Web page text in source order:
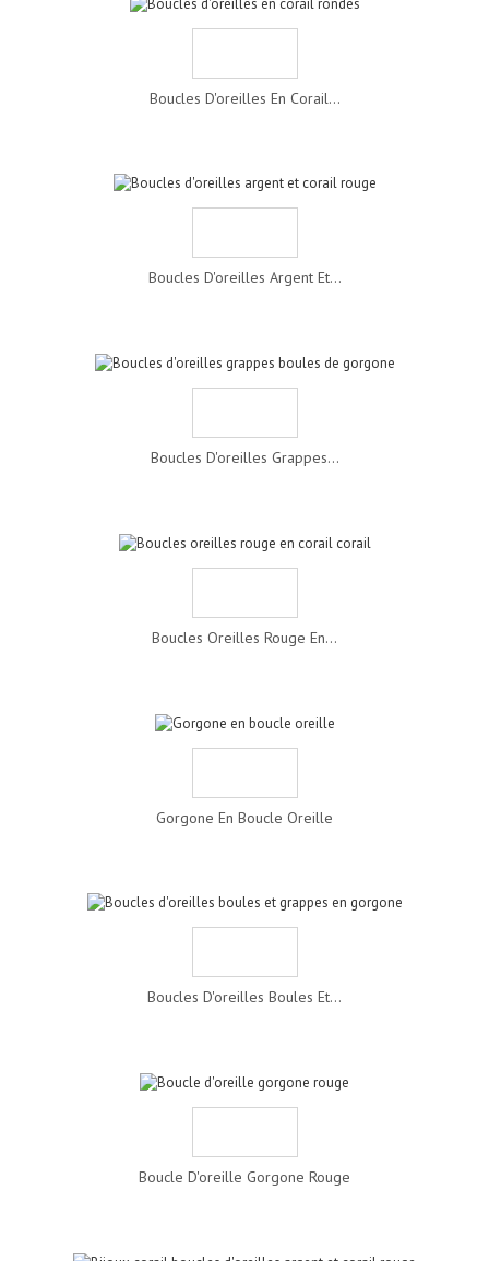
Boucles D'oreilles En Corail...
Boucles D'oreilles Argent Et...
Boucles D'oreilles Grappes...
Boucles Oreilles Rouge En...
Gorgone En Boucle Oreille
Boucles D'oreilles Boules Et...
Boucle D'oreille Gorgone Rouge